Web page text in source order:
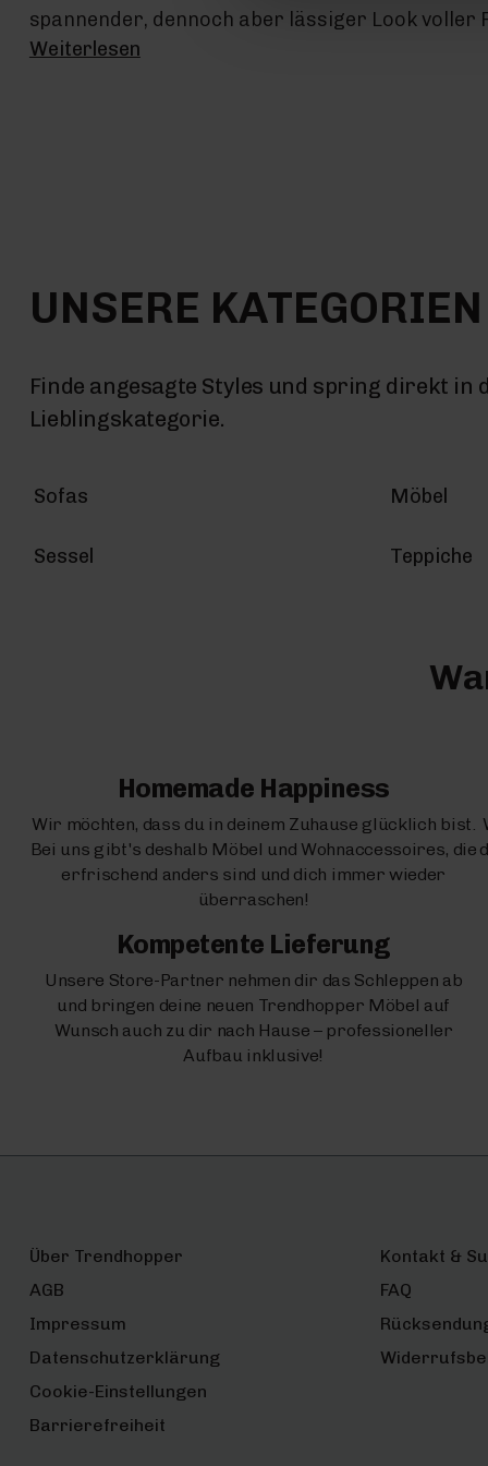
spannender, dennoch aber lässiger Look voller
Weiterlesen
UNSERE KATEGORIEN
Finde angesagte Styles und spring direkt in
Lieblingskategorie.
Sofas Möbel
Sessel Teppiche
Homemade Happiness
Wir möchten, dass du in deinem Zuhause glücklich bist.
Bei uns gibt's deshalb Möbel und Wohnaccessoires, die
erfrischend anders sind und dich immer wieder
überraschen!
Kompetente Lieferung
Unsere Store-Partner nehmen dir das Schleppen ab
und bringen deine neuen Trendhopper Möbel auf
Wunsch auch zu dir nach Hause – professioneller
Aufbau inklusive!
Über Trendhopper
AGB
Impressum
Datenschutzerklärung
Cookie-Einstellungen
Barrierefreiheit
Kontakt &
FAQ